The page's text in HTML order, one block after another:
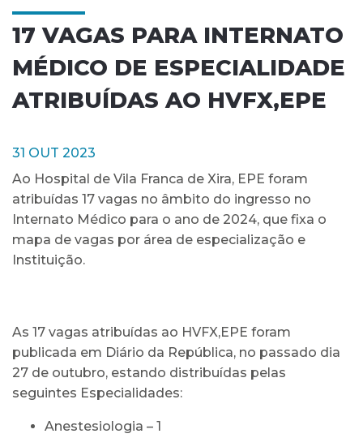
17 VAGAS PARA INTERNATO
MÉDICO DE ESPECIALIDADE
ATRIBUÍDAS AO HVFX,EPE
31 OUT 2023
Ao Hospital de Vila Franca de Xira, EPE foram
atribuídas 17 vagas no âmbito do ingresso no
Internato Médico para o ano de 2024, que fixa o
mapa de vagas por área de especialização e
Instituição.
As 17 vagas atribuídas ao HVFX,EPE foram
publicada em Diário da República, no passado dia
27 de outubro, estando distribuídas pelas
seguintes Especialidades:
Anestesiologia – 1